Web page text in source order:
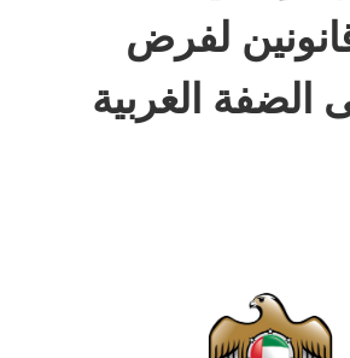
لفرض
الضفة الغربية